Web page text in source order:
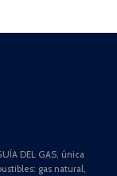
DEL GAS, única
gas natural,